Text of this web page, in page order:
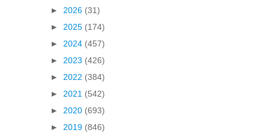
► 2026 (31)
► 2025 (174)
► 2024 (457)
► 2023 (426)
► 2022 (384)
► 2021 (542)
► 2020 (693)
► 2019 (846)